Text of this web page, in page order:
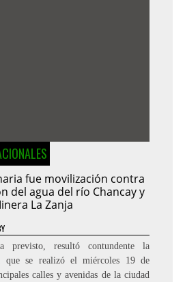
fue movilización contra
del agua del río Chancay y
La Zanja
resultó contundente la
que se realizó el miércoles 19 de
calles y avenidas de la ciudad